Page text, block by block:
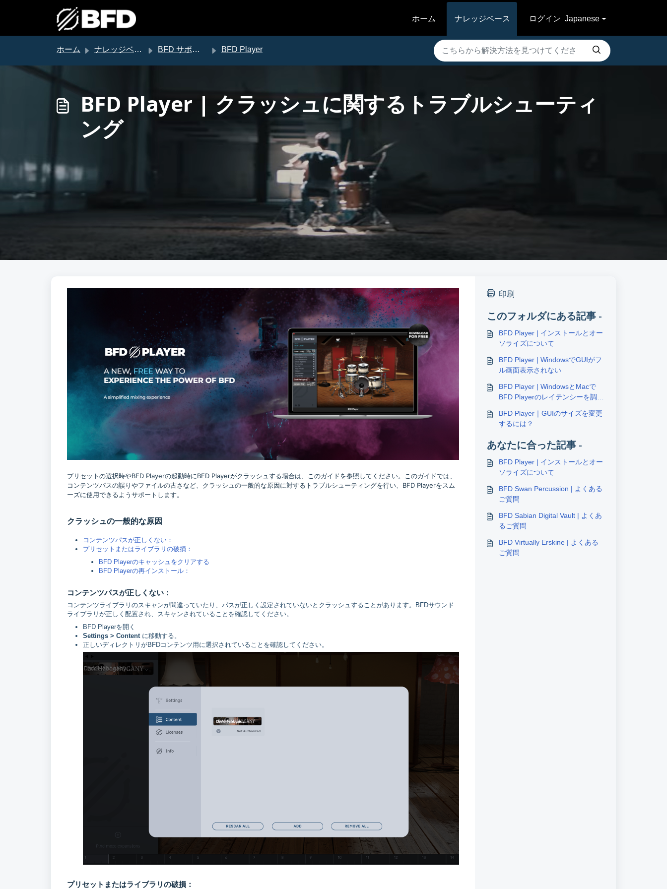
ホーム
ナレッジベース ログイン Japanese
ホーム ナレッジベース BFD サポート BFD Player
BFD Player | クラッシュに関するトラブルシューティ
ング
プリセットの選択時やBFD Playerの起動時にBFD Playerがクラッシュする場合は、このガイドを参照してください。このガイドでは、
コンテンツパスの誤りやファイルの古さなど、クラッシュの一般的な原因に対するトラブルシューティングを行い、BFD Playerをスム
ーズに使用できるようサポートします。
クラッシュの一般的な原因
コンテンツパスが正しくない：
プリセットまたはライブラリの破損：
BFD Playerのキャッシュをクリアする
BFD Playerの再インストール：
コンテンツパスが正しくない：
コンテンツライブラリのスキャンが間違っていたり、パスが正しく設定されていないとクラッシュすることがあります。BFDサウンド
ライブラリが正しく配置され、スキャンされていることを確認してください。
BFD Playerを開く
Settings > Content に移動する。
正しいディレクトリがBFDコンテンツ用に選択されていることを確認してください。
プリセットまたはライブラリの破損：
印刷
このフォルダにある記事 -
BFD Player | インストールとオー
ソライズについて
BFD Player | WindowsでGUIがフ
ル画面表示されない
BFD Player | WindowsとMacで
BFD Playerのレイテンシーを調整
BFD Player｜GUIのサイズを変更
するには？
あなたに合った記事 -
BFD Player | インストールとオー
ソライズについて
BFD Swan Percussion | よくある
ご質問
BFD Sabian Digital Vault | よくあ
るご質問
BFD Virtually Erskine | よくある
ご質問